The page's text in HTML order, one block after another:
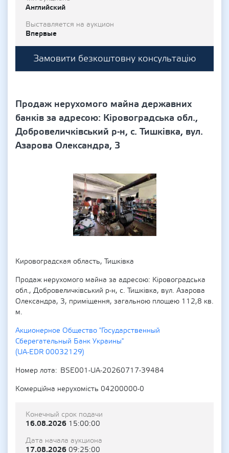
Английский
Выставляется на аукцион
Впервые
Замовити безкоштовну консультацію
Продаж нерухомого майна державних
банків за адресою: Кіровоградська обл.,
Добровеличківський р-н, с. Тишківка, вул.
Азарова Олександра, 3
Кировоградская область, Тишківка
Продаж нерухомого майна за адресою: Кіровоградська
обл., Добровеличківський р-н, с. Тишківка, вул. Азарова
Олександра, 3, приміщення, загальною площею 112,8 кв.
м.
Акционерное Общество "Государственный
Сберегательный Банк Украины"
(UA-EDR 00032129)
Номер лота
BSE001-UA-20260717-39484
Комерційна нерухомість 04200000-0
Конечный срок подачи
16.08.2026 15:00:00
Дата начала аукциона
17.08.2026 09:25:00